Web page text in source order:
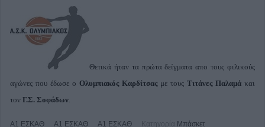
Θετικά ήταν τα πρώτα δείγματα απο τους φιλικούς
αγώνες που έδωσε ο Ολυμπιακός Καρδίτσαςμε τους Τιτάνες Παλαμά και
τον Γ.Σ. Σοφάδων.
Α1 ΕΣΚΑΘ Α1 ΕΣΚΑΘ Α1 ΕΣΚΑΘ Κατηγορία Μπάσκετ